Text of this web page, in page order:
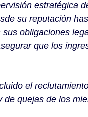
estratégica
su reputación
obligaciones
que los
el
quejas de los